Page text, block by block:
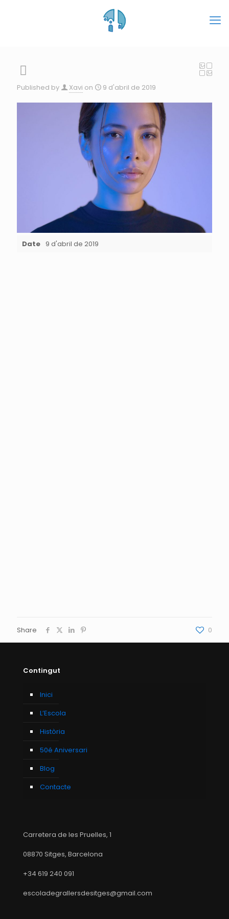
Published by Xavi on 9 d'abril de 2019
Date 9 d'abril de 2019
Share 0
Contingut
Inici
L’Escola
Història
50é Aniversari
Blog
Contacte
Carretera de les Pruelles, 1
08870 Sitges, Barcelona
+34 619 240 091
escoladegrallersdesitges@gmail.com